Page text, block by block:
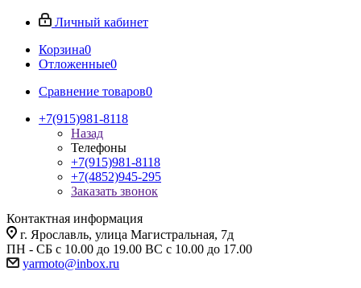
Личный кабинет
Корзина0
Отложенные0
Сравнение товаров0
+7(915)981-8118
Назад
Телефоны
+7(915)981-8118
+7(4852)945-295
Заказать звонок
Контактная информация
г. Ярославль, улица Магистральная, 7д
ПН - СБ с 10.00 до 19.00 ВС с 10.00 до 17.00
yarmoto@inbox.ru